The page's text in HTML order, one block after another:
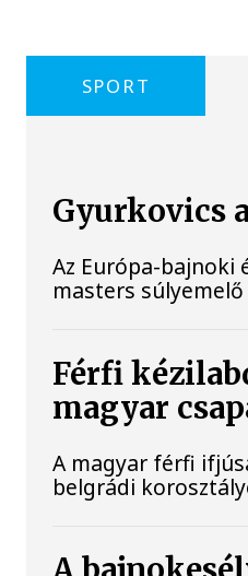
SPORT
Gyurkovics
Az Európa-bajnoki
masters
Férfi
magyar
A magyar férfi
belgrádi